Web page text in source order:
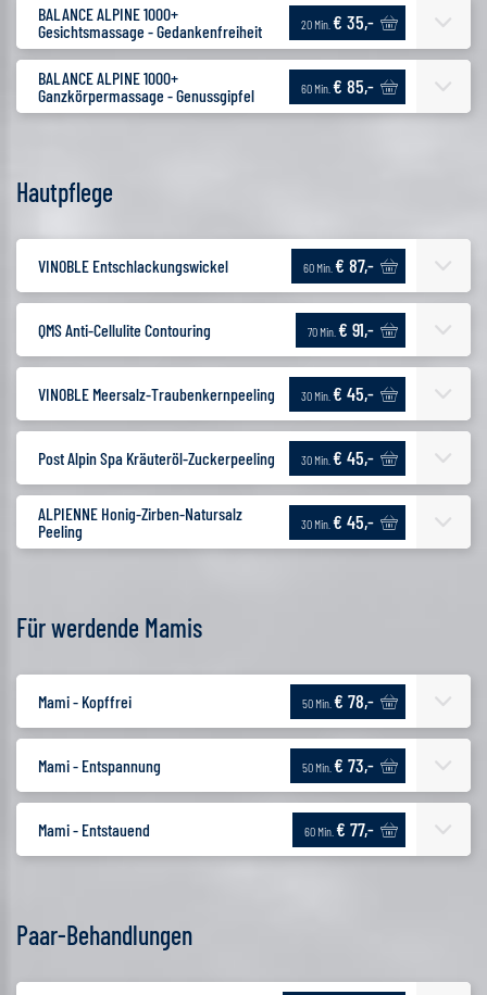
BALANCE ALPINE 1000+
Gesichtsmassage - Gedankenfreiheit
20 Min. € 35,-
BALANCE ALPINE 1000+
Ganzkörpermassage - Genussgipfel
60 Min. € 85,-
Hautpflege
VINOBLE Entschlackungswickel 60 Min. € 87,-
QMS Anti-Cellulite Contouring 70 Min. € 91,-
VINOBLE Meersalz-Traubenkernpeeling 30 Min. € 45,-
Post Alpin Spa Kräuteröl-Zuckerpeeling 30 Min. € 45,-
ALPIENNE Honig-Zirben-Natursalz
Peeling
30 Min. € 45,-
Für werdende Mamis
Mami - Kopffrei 50 Min. € 78,-
Mami - Entspannung 50 Min. € 73,-
Mami - Entstauend 60 Min. € 77,-
Paar-Behandlungen